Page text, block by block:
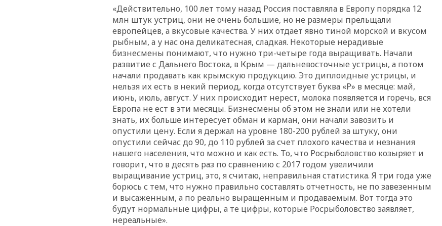
04:00Суд взыскал почти 5 млн
рублей в пользу семьи
отравившегося в детсаду
мальчика
03:00
МИД РФ: попытки Запада
рассорить Россию и Казахстан
обречены на провал
02:00
Ни один водоем Англии
не соответствует нормам
химической безопасности
нуждаются в дальнобойных
ракетах и системах Patriot
00:01Трамп заявил о
необходимости пополнения
арсенала США
вчера, 23:28 Слуцкий призвал
признать «Яблоко»
нежелательной организацией
«Действительно, 100 лет тому назад Россия поставляла в Европу порядка 12
млн штук устриц, они не очень большие, но не размеры прельщали
европейцев, а вкусовые качества. У них отдает явно тиной морской и вкусом
рыбным, а у нас она деликатесная, сладкая. Некоторые нерадивые
бизнесмены понимают, что нужно три-четыре года выращивать. Начали
развитие с Дальнего Востока, в Крым — дальневосточные устрицы, а потом
начали продавать как крымскую продукцию. Это диплоидные устрицы, и
нельзя их есть в некий период, когда отсутствует буква «Р» в месяце: май,
июнь, июль, август. У них происходит нерест, молока появляется и горечь, вся
Европа не ест в эти месяцы. Бизнесмены об этом не знали или не хотели
знать, их больше интересует обман и карман, они начали завозить и
опустили цену. Если я держал на уровне 180-200 рублей за штуку, они
опустили сейчас до 90, до 110 рублей за счет плохого качества и незнания
нашего населения, что можно и как есть. То, что Росрыболовство козыряет и
говорит, что в десять раз по сравнению с 2017 годом увеличили
выращивание устриц, это, я считаю, неправильная статистика. Я три года уже
борюсь с тем, что нужно правильно составлять отчетность, не по завезенным
и высаженным, а по реально выращенным и продаваемым. Вот тогда это
будут нормальные цифры, а те цифры, которые Росрыболовство заявляет,
нереальные».